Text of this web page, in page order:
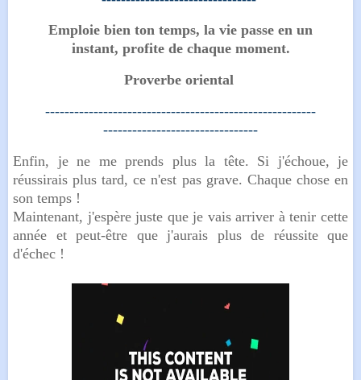
Emploie bien ton temps, la vie passe en un
instant, profite de chaque moment.
Proverbe oriental
--------------------------------------------------------
--------------------------------
Enfin, je ne me prends plus la tête. Si j'échoue, je
réussirais plus tard, ce n'est pas grave. Chaque chose en
son temps !
Maintenant, j'espère juste que je vais arriver à tenir cette
année et peut-être que j'aurais plus de réussite que
d'échec !